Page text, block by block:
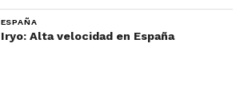
ESPAÑA
Iryo: Alta velocidad en España